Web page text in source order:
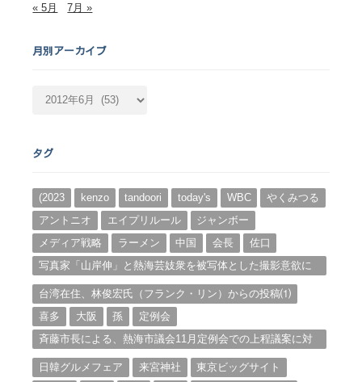
« 5月 7月 »
月別アーカイブ
カ
ブ
タグ
(2023 kenzo tandoori today's WBC
やくみつる
アントニオ
エイプリルール
ジャンボー
メディア戦略
ラーメン 中国 会長
佐口
写真家「山岸伸」と熱海芸妓衆を被写体とした撮影意欲に
台湾在住、林俊宏氏（フランク・リン）からの投稿⑴
喜多
大阪 孫
定例会
斉藤市長による、熱海市議会11月定例会での上程議案に対
日韓グルメフェア
来宮神社 東京ビッグサイト